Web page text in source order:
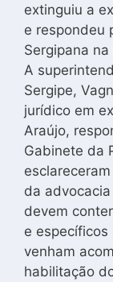
extinguiu a
e respondeu
Sergipana
A
Sergipe,
jurídico em
Araújo,
Gabinete da
da
devem
e
venham
habilitação